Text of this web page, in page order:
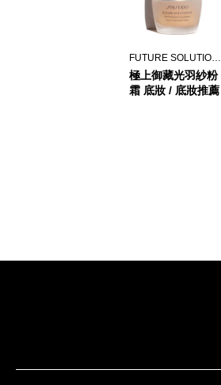
FUTURE SOLUTION LX
極上御藏光羽紗粉
霜 底妝 / 底妝推薦